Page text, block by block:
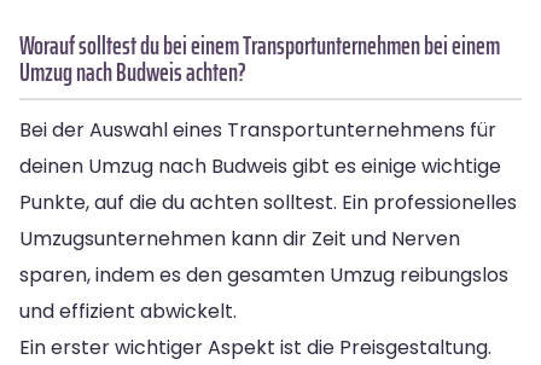
Worauf solltest du bei einem Transportunternehmen bei einem
Umzug nach Budweis achten?
Bei der Auswahl eines Transportunternehmens für
deinen Umzug nach Budweis gibt es einige wichtige
Punkte, auf die du achten solltest. Ein professionelles
Umzugsunternehmen kann dir Zeit und Nerven
sparen, indem es den gesamten Umzug reibungslos
und effizient abwickelt.
Ein erster wichtiger Aspekt ist die Preisgestaltung.